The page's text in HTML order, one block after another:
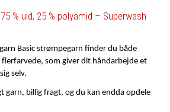
% uld, 25 % polyamid – Superwash
Basic strømpegarn finder du både
som giver dit håndarbejde et
selv.
garn, billig fragt, og du kan endda opdele